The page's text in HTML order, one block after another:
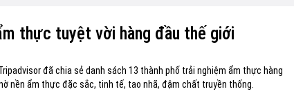
thực tuyệt vời hàng đầu thế giới
đã chia sẻ danh sách 13 thành phố trải nghiệm ẩm thực hàng
nền ẩm thực đặc sắc, tinh tế, tao nhã, đậm chất truyền thống.